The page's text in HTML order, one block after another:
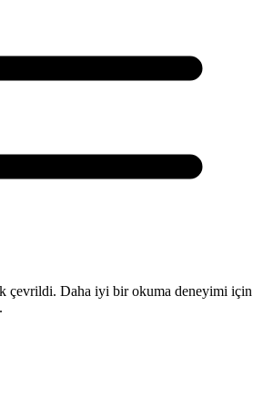
çevrildi. Daha iyi bir okuma deneyimi için